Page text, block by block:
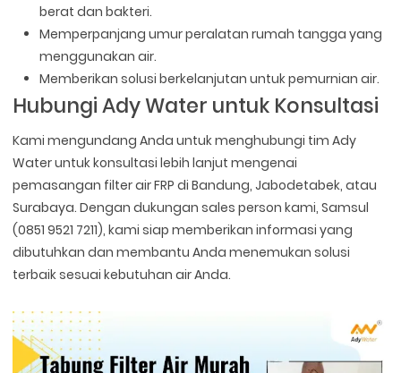
berat dan bakteri.
Memperpanjang umur peralatan rumah tangga yang
menggunakan air.
Memberikan solusi berkelanjutan untuk pemurnian air.
Hubungi Ady Water untuk Konsultasi
Kami mengundang Anda untuk menghubungi tim Ady
Water untuk konsultasi lebih lanjut mengenai
pemasangan filter air FRP di Bandung, Jabodetabek, atau
Surabaya. Dengan dukungan sales person kami, Samsul
(0851 9521 7211), kami siap memberikan informasi yang
dibutuhkan dan membantu Anda menemukan solusi
terbaik sesuai kebutuhan air Anda.